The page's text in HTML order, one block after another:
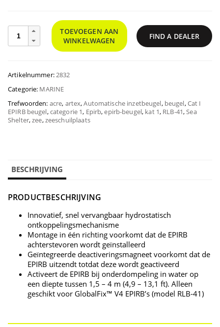
Shelter™
EPIRB-
houder
hoeveelheid
TOEVOEGEN AAN
WINKELWAGEN
FIND A DEALER
Artikelnummer:2832
Categorie: MARINE
Trefwoorden: acre, artex,Automatische inzetbeugel, beugel,Cat I
EPIRB beugel,categorie 1, Epirb,epirb-beugel, kat 1, RLB-41,Sea
Shelter,zee,zeeschuilplaats
BESCHRIJVING
PRODUCTBESCHRIJVING
Innovatief, snel vervangbaar hydrostatisch
ontkoppelingsmechanisme
Montage in één richting voorkomt dat de EPIRB
achterstevoren wordt geïnstalleerd
Geïntegreerde deactiveringsmagneet voorkomt dat de
EPIRB uitzendt totdat deze wordt geactiveerd
Activeert de EPIRB bij onderdompeling in water op
een diepte tussen 1,5 – 4 m (4,9 – 13,1 ft). Alleen
geschikt voor GlobalFix™ V4 EPIRB’s (model RLB-41)